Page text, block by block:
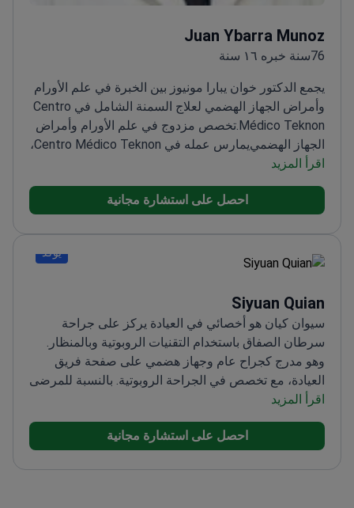
Juan Ybarra Munoz
76سنة خبره ١٦ سنة
يجمع الدكتور خوان يبارا مونيوز بين الخبرة في علم الأورام
وأمراض الجهاز الهضمي لعلاج السمنة الشامل في Centro
Médico Teknon. تخصص مزدوج في علم الأورام وأمراض
الجهاز الهضمي
يمارس عمله في Centro Médico Teknon،
وهو مركز طبي رائد
للسمنة
اقرأ المزيد
احصل على استشارة مجانية
يؤكد
Siyuan Quian
سيوان كيان هو أخصائي في العيادة يركز على جراحة
سرطان الصفاق باستخدام التقنيات الروبوتية وبالمنظار.
وهو مدرج كجراح عام وجهاز هضمي على صفحة فريق
العيادة، مع تخصص في الجراحة الروبوتية. بالنسبة للمرضى
الذين يعانون من احتياجات أورام البطن المعقدة، يدعم هذا
المزيج التخطيط الجراحي طفيف التوغل.
اقرأ المزيد
احصل على استشارة مجانية